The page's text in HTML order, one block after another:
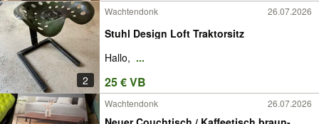
2
Wachtendonk 26.07.2026
Stuhl Design Loft Traktorsitz
Hallo, ...
25 € VB
Wachtendonk 26.07.2026